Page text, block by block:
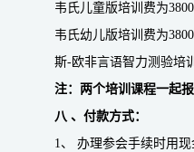
韦氏儿童版培训费为
韦氏幼儿版培训费为
斯-欧非言语智力测验培
注：两个培训课程一起
八 、付款方式：
1、 办理参会手续时用现